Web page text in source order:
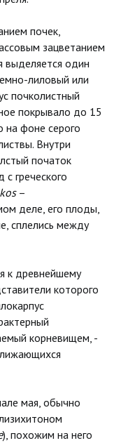
почек,
зацветанием
выделяется один
лиловый или
почколистный
покрывало до 15
на фоне серого
Внутри
початок
греческого
–
деле, его плоды,
сплелись между
к древнейшему
которого
корневищем, -
мая, обычно
), похожим на него